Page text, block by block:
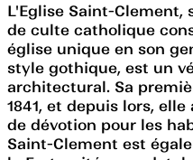
L'Eglise Saint-Clement,
de culte catholique
église unique en son
style gothique, est un
architectural. Sa
1841, et depuis lors,
de dévotion pour les
Saint-Clement est